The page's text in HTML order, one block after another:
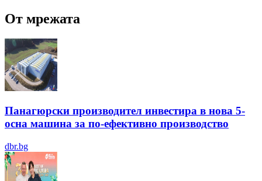
От мрежата
Панагюрски производител инвестира в нова 5-
осна машина за по-ефективно производство
dbr.bg